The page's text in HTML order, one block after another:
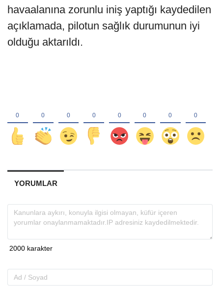
havaalanına zorunlu iniş yaptığı kaydedilen
açıklamada, pilotun sağlık durumunun iyi
olduğu aktarıldı.
YORUMLAR